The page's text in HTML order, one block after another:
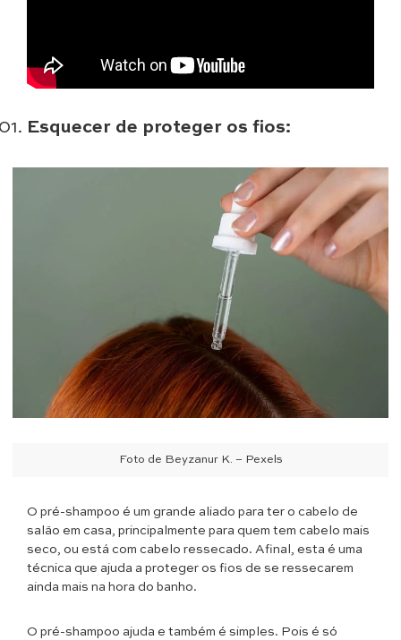
Esquecer de proteger os fios:
Foto de Beyzanur K. – Pexels
O pré-shampoo é um grande aliado para ter o cabelo de
salão em casa, principalmente para quem tem cabelo mais
seco, ou está com cabelo ressecado. Afinal, esta é uma
técnica que ajuda a proteger os fios de se ressecarem
ainda mais na hora do banho.
O pré-shampoo ajuda e também é simples. Pois é só